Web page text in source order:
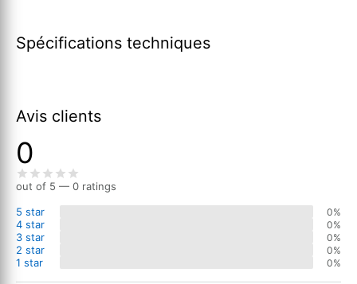
Spécifications techniques
Avis clients
0
out of 5 — 0 ratings
5 star
0%
4 star 0%
3 star 0%
2 star 0%
1 star 0%